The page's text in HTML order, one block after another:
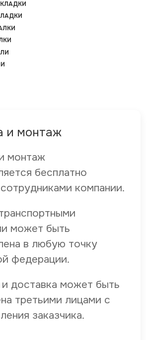
и монтаж
монтаж
бесплатно
компании.
может быть
в любую точку
федерации.
и доставка может быть
третьими лицами с
заказчика.